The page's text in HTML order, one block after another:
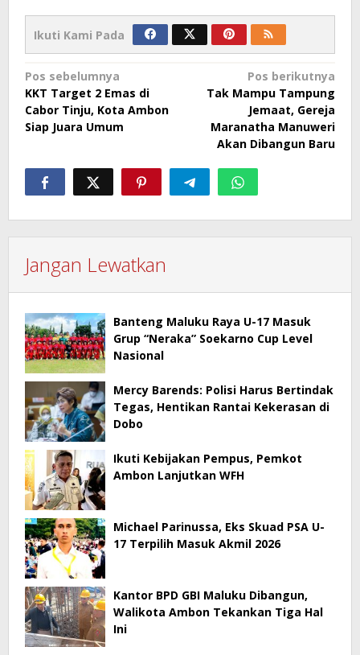
Ikuti Kami Pada
Navigasi
pos
Pos sebelumnya
KKT Target 2 Emas di
Cabor Tinju, Kota Ambon
Siap Juara Umum
Pos berikutnya
Tak Mampu Tampung
Jemaat, Gereja
Maranatha Manuweri
Akan Dibangun Baru
Jangan Lewatkan
Banteng Maluku Raya U-17 Masuk
Grup “Neraka” Soekarno Cup Level
Nasional
Mercy Barends: Polisi Harus Bertindak
Tegas, Hentikan Rantai Kekerasan di
Dobo
Ikuti Kebijakan Pempus, Pemkot
Ambon Lanjutkan WFH
Michael Parinussa, Eks Skuad PSA U-
17 Terpilih Masuk Akmil 2026
Kantor BPD GBI Maluku Dibangun,
Walikota Ambon Tekankan Tiga Hal
Ini